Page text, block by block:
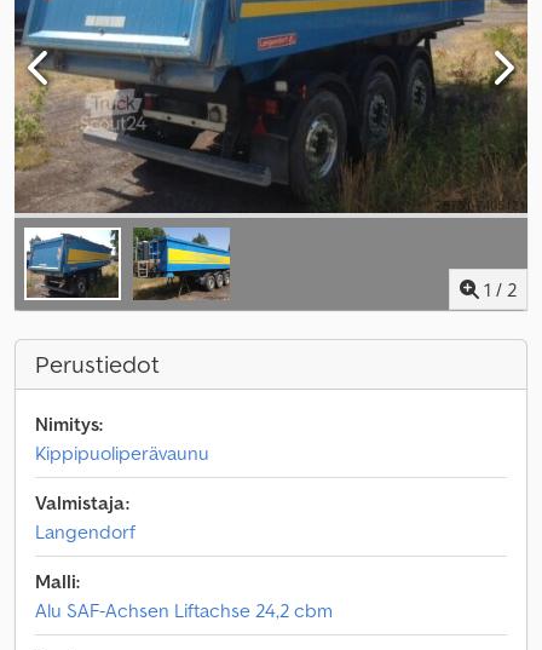
1 / 2
Perustiedot
Nimitys:
Kippipuoliperävaunu
Valmistaja:
Langendorf
Malli:
Alu SAF-Achsen Liftachse 24,2 cbm